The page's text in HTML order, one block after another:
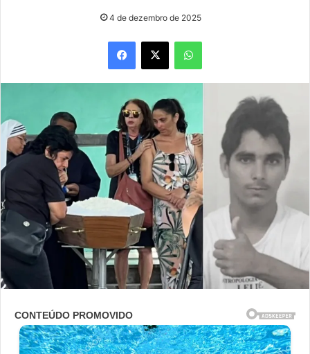
4 de dezembro de 2025
Facebook
X WhatsApp